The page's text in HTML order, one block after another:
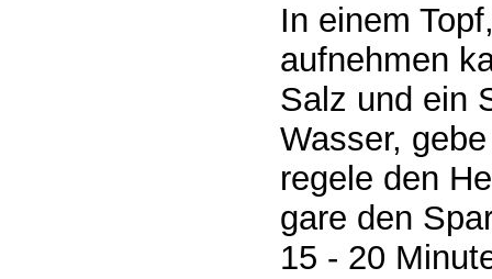
In einem
aufnehmen
Salz und ein
Wasser,
regele den
gare den
15 - 20